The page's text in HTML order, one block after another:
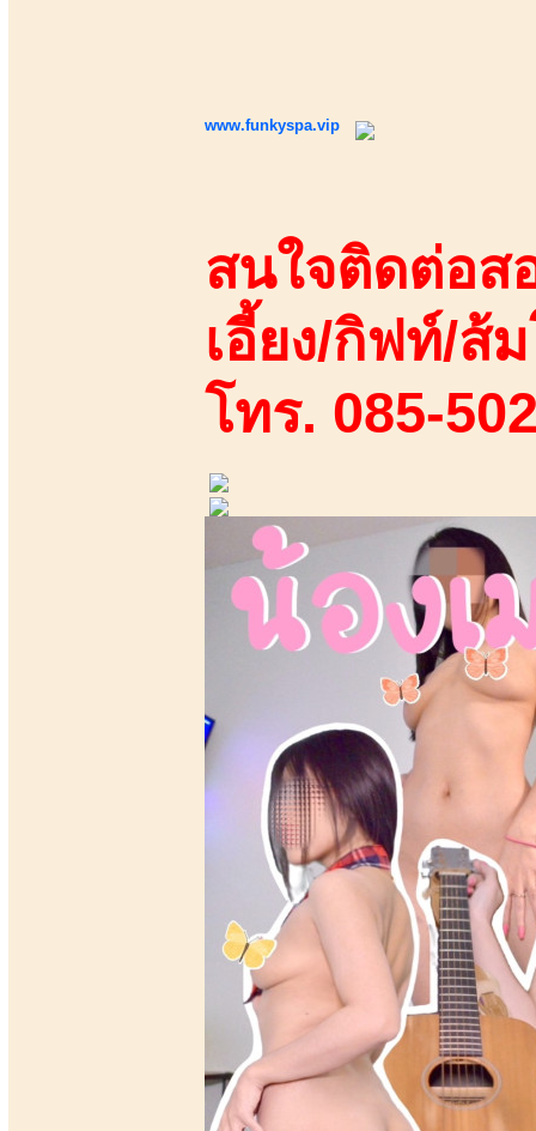
www.funkyspa.vip
สนใจติดต่อส
เอี้ยง/กิฟท์/ส้
โทร. 085-